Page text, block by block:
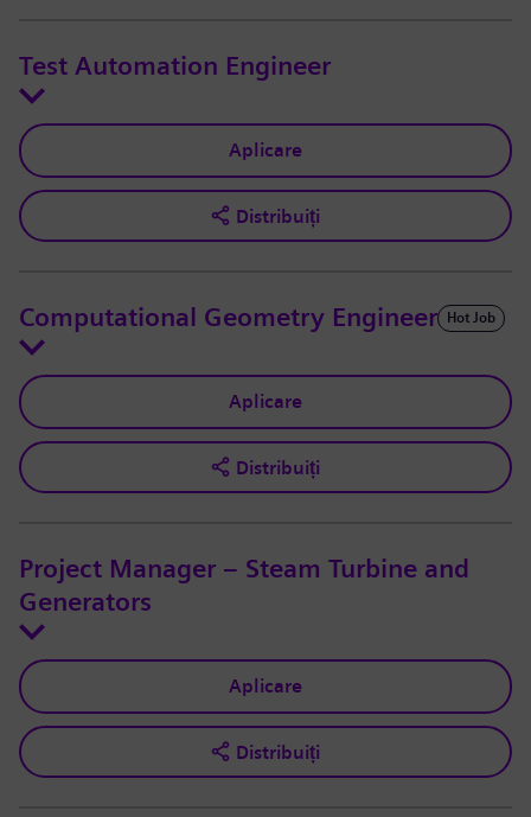
Test Automation Engineer
Aplicare
Distribuiți
Computational Geometry Engineer Hot Job
Aplicare
Distribuiți
Project Manager – Steam Turbine and
Generators
Aplicare
Distribuiți